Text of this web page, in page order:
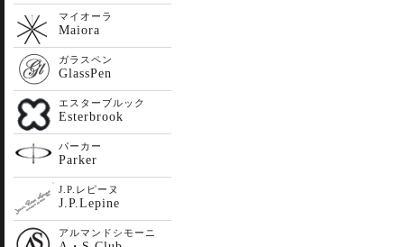
マイオーラ
Maiora
ガラスペン
GlassPen
エスターブルック
Esterbrook
パーカー
Parker
J.P.レピーヌ
J.P.Lepine
アルマンドシモーニ